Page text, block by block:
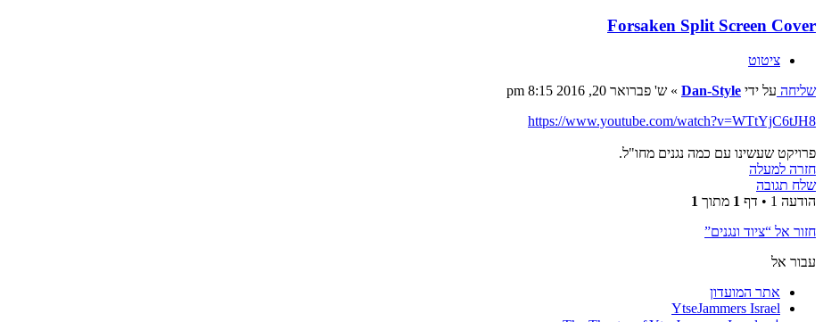
Forsaken Split Screen Cover
ציטוט
שליחה על ידי Dan-Style
» ש' פברואר 20, 2016 8:15 pm
https://www.youtube.com/watch?v=WTtYjC6tJH8
פרויקט שעשינו עם כמה נגנים מחו"ל.
חזרה למעלה
שלח תגובה
הודעה 1 • דף
1 מתוך 1
חזור אל “ציוד ונגנים”
עבור אל
אתר המועדון
YtseJammers Israel